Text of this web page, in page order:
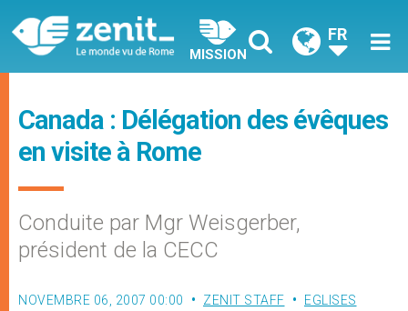
MISSION
FR
Canada : Délégation des évêques
en visite à Rome
Conduite par Mgr Weisgerber,
président de la CECC
NOVEMBRE 06, 2007 00:00 ZENIT STAFF
EGLISES